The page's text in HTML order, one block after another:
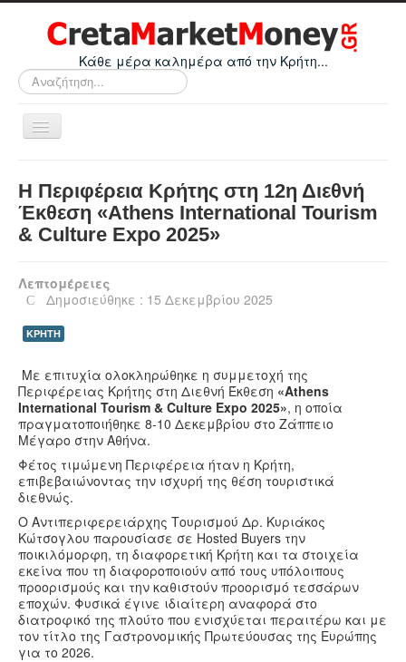
Κάθε μέρα καλημέρα από την Κρήτη...
Αναζήτηση...
Εναλλαγή
πλοήγησης
Οικονομικά
Κρήτη
Ε.Ε.
Κόσμος
Τεχνολογία
Υγεία
Πολιτισμός
Αθλητικά
Βίντεο
Συνταγές
Η Περιφέρεια Κρήτης στη 12η Διεθνή
Έκθεση «Athens International Tourism
& Culture Expo 2025»
Λεπτομέρειες
Δημοσιεύθηκε : 15 Δεκεμβρίου 2025
ΚΡΗΤΗ
Με επιτυχία ολοκληρώθηκε η συμμετοχή της
Περιφέρειας Κρήτης στη Διεθνή Έκθεση «Athens
International Tourism & Culture Expo 2025», η οποία
πραγματοποιήθηκε 8-10 Δεκεμβρίου στο Ζάππειο
Μέγαρο στην Αθήνα.
Φέτος τιμώμενη Περιφέρεια ήταν η Κρήτη,
επιβεβαιώνοντας την ισχυρή της θέση τουριστικά
διεθνώς.
Ο Αντιπεριφερειάρχης Τουρισμού Δρ. Κυριάκος
Κώτσογλου παρουσίασε σε Hosted Buyers την
ποικιλόμορφη, τη διαφορετική Κρήτη και τα στοιχεία
εκείνα που τη διαφοροποιούν από τους υπόλοιπους
προορισμούς και την καθιστούν προορισμό τεσσάρων
εποχών. Φυσικά έγινε ιδιαίτερη αναφορά στο
διατροφικό της πλούτο που ενισχύεται περαιτέρω και με
τον τίτλο της Γαστρονομικής Πρωτεύουσας της Ευρώπης
για το 2026.